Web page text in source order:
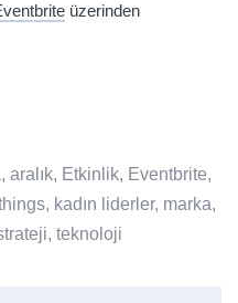
üzerinden
, aralık, Etkinlik, Eventbrite,
, kadın liderler, marka,
, teknoloji